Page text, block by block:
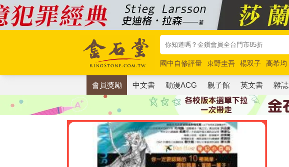
國中自修評量 東野圭吾 楊双子 高希均
唯紅花綻放
奧德賽 路邊攤新作 馬斯克
會員獎勵 中文書 動漫ACG 親子館 英文書 雜誌